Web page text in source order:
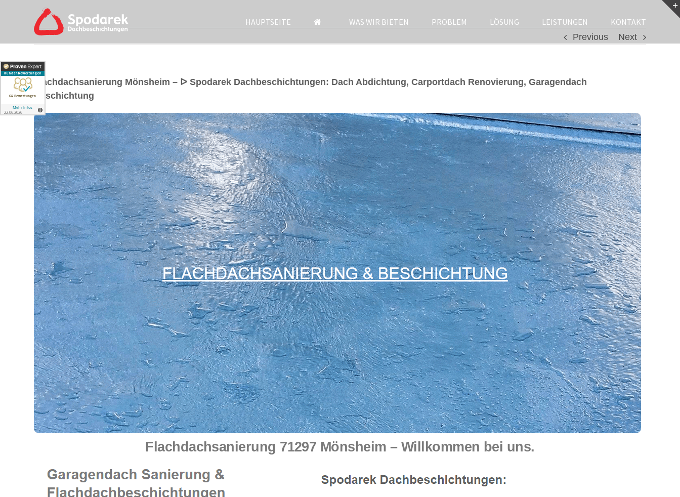
HAUPTSEITE WAS WIR BIETEN PROBLEM LÖSUNG LEISTUNGEN
KONTAKT
Previous
Next
Flachdachsanierung Mönsheim – ᐅ Spodarek Dachbeschichtungen: Dach Abdichtung, Carportdach Renovierung, Garagendach
Beschichtung
Flachdachsanierung 71297 Mönsheim – Willkommen bei uns.